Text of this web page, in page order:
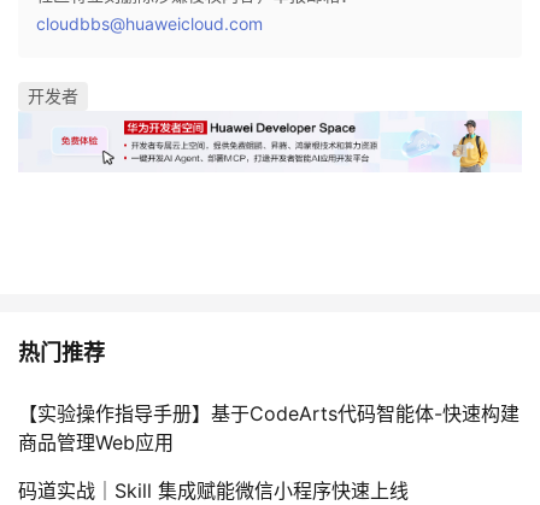
cloudbbs@huaweicloud.com
开发者
热门推荐
【实验操作指导手册】基于CodeArts代码智能体-快速构建
商品管理Web应用
码道实战｜Skill 集成赋能微信小程序快速上线